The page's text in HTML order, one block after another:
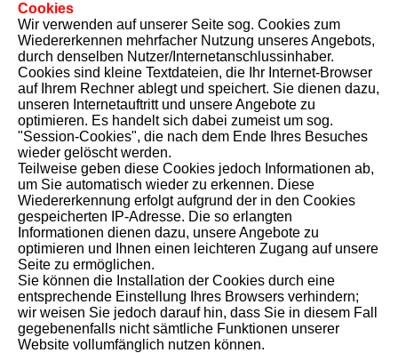
Cookies
Wir verwenden auf unserer Seite sog. Cookies zum
Wiedererkennen mehrfacher Nutzung unseres Angebots,
durch denselben Nutzer/Internetanschlussinhaber.
Cookies sind kleine Textdateien, die Ihr Internet-Browser
auf Ihrem Rechner ablegt und speichert. Sie dienen dazu,
unseren Internetauftritt und unsere Angebote zu
optimieren. Es handelt sich dabei zumeist um sog.
"Session-Cookies", die nach dem Ende Ihres Besuches
wieder gelöscht werden.
Teilweise geben diese Cookies jedoch Informationen ab,
um Sie automatisch wieder zu erkennen. Diese
Wiedererkennung erfolgt aufgrund der in den Cookies
gespeicherten IP-Adresse. Die so erlangten
Informationen dienen dazu, unsere Angebote zu
optimieren und Ihnen einen leichteren Zugang auf unsere
Seite zu ermöglichen.
Sie können die Installation der Cookies durch eine
entsprechende Einstellung Ihres Browsers verhindern;
wir weisen Sie jedoch darauf hin, dass Sie in diesem Fall
gegebenenfalls nicht sämtliche Funktionen unserer
Website vollumfänglich nutzen können.